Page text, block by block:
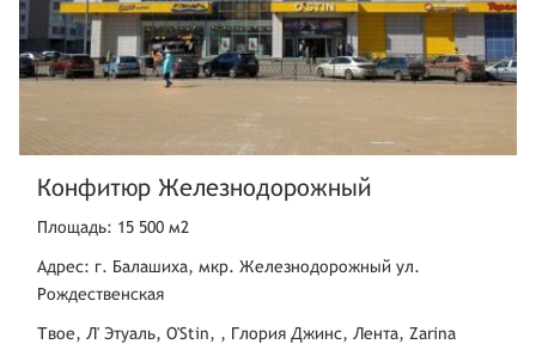
Конфитюр Железнодорожный
Площадь: 15 500 м2
Адрес: г. Балашиха, мкр. Железнодорожный ул.
Рождественская
Твое, Л' Этуаль, O'Stin, , Глория Джинс, Лента, Zarina